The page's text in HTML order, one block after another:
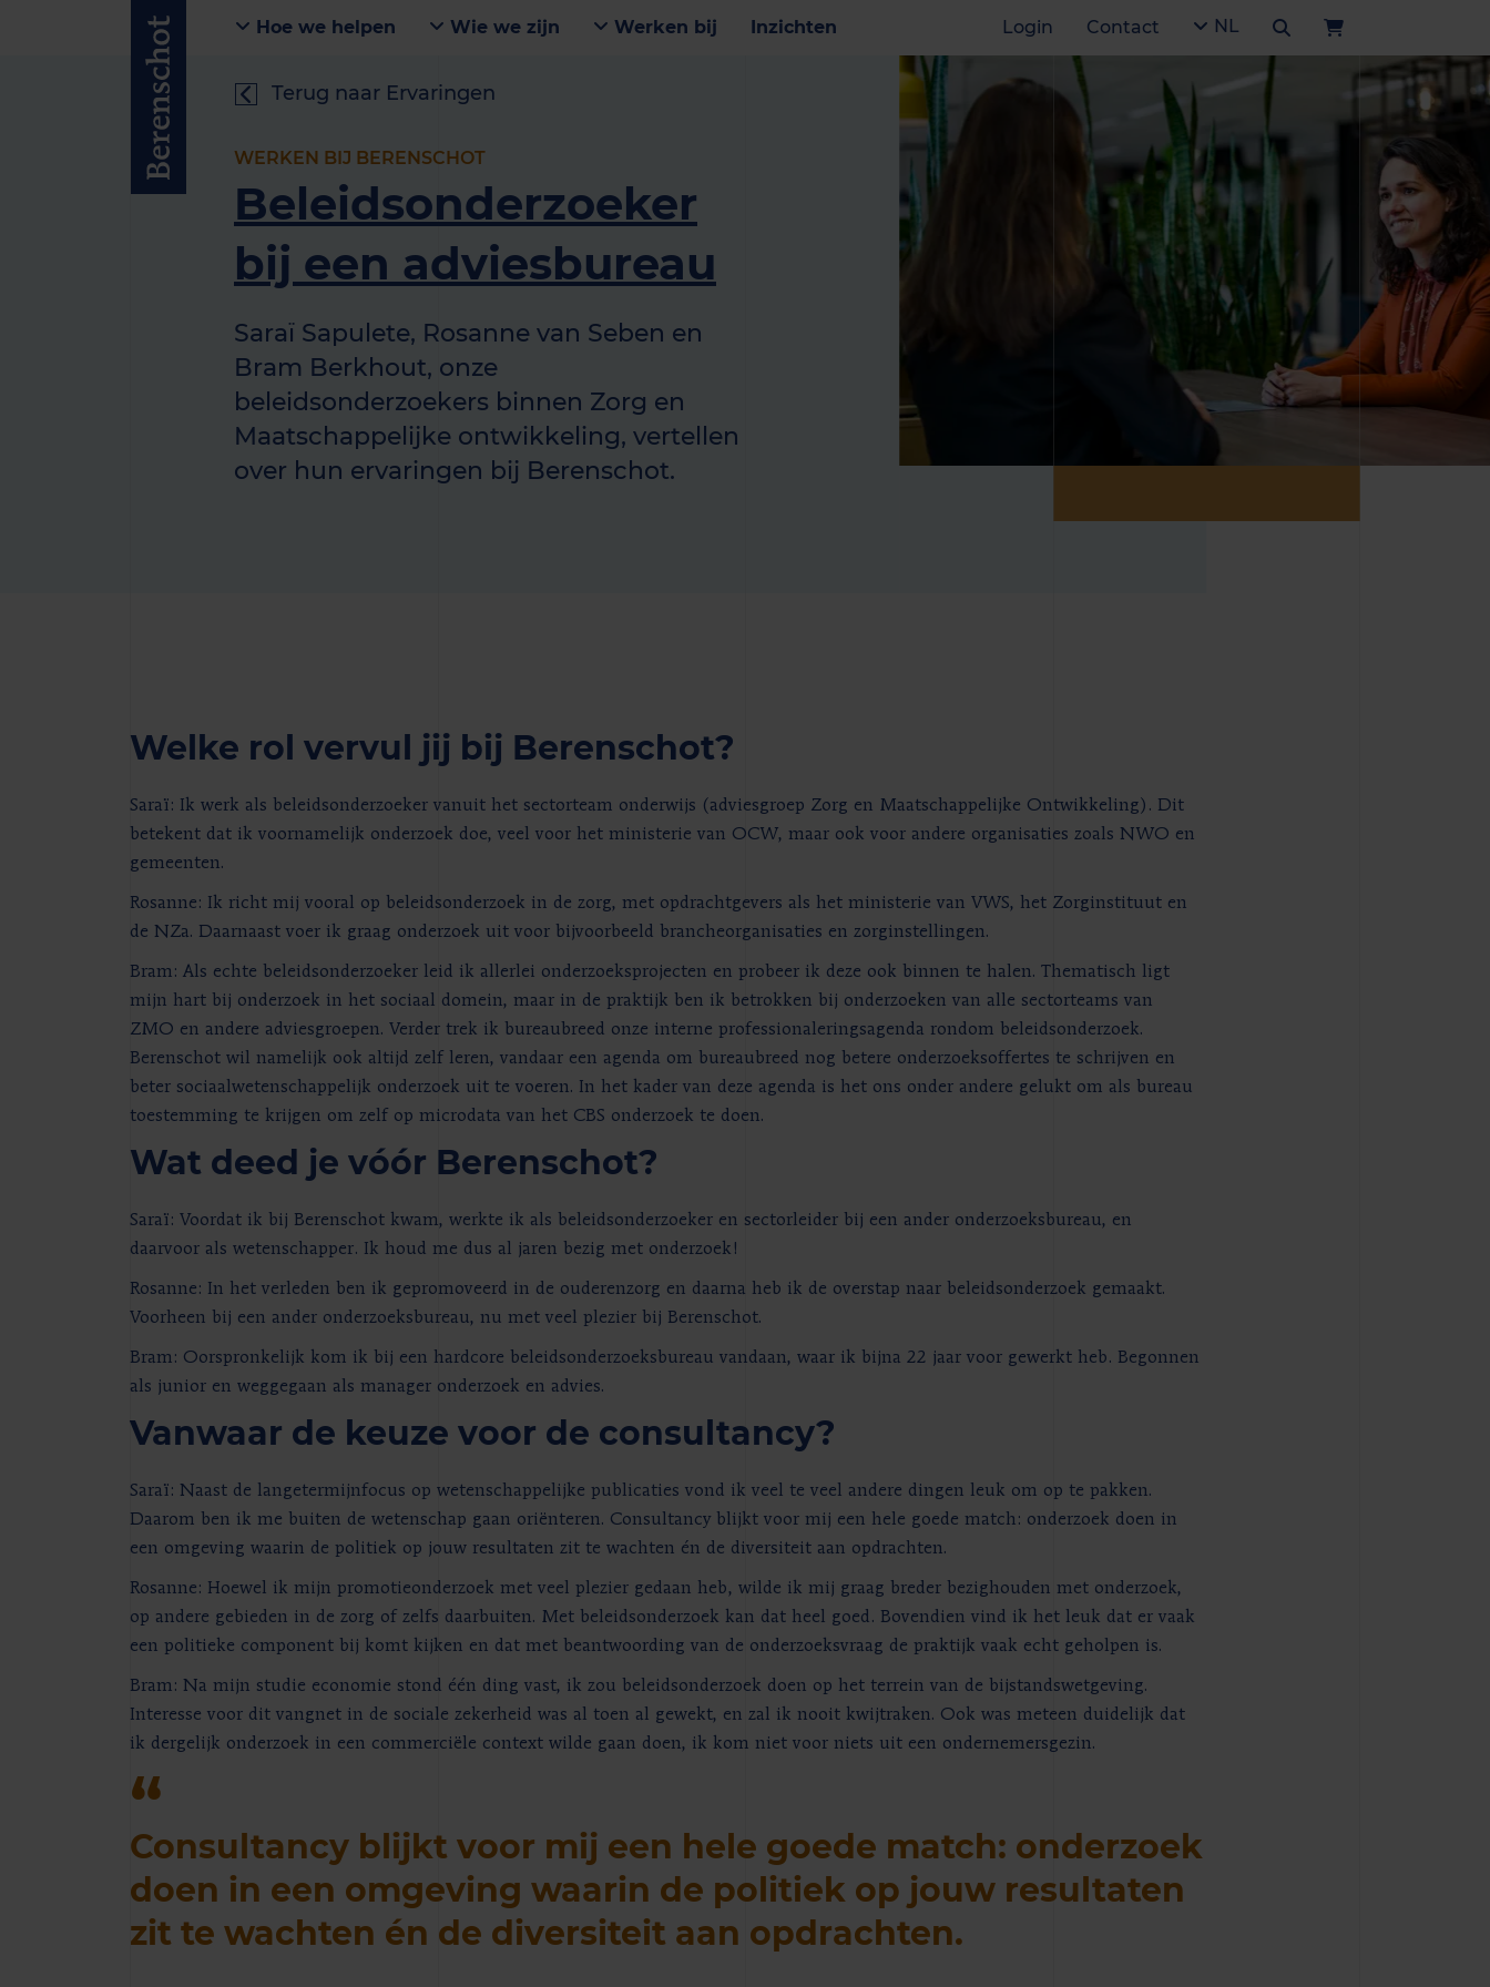
Hoe we helpen Wie we zijn Werken bij Inzichten Login Contact NL
Terug naar Ervaringen
WERKEN BIJ BERENSCHOT
Beleidsonderzoeker
bij een adviesbureau
Saraï Sapulete, Rosanne van Seben en
Bram Berkhout, onze
beleidsonderzoekers binnen Zorg en
Maatschappelijke ontwikkeling, vertellen
over hun ervaringen bij Berenschot.
Welke rol vervul jij bij Berenschot?
Saraï: Ik werk als beleidsonderzoeker vanuit het sectorteam onderwijs (adviesgroep Zorg en Maatschappelijke Ontwikkeling). Dit
betekent dat ik voornamelijk onderzoek doe, veel voor het ministerie van OCW, maar ook voor andere organisaties zoals NWO en
gemeenten.
Rosanne: Ik richt mij vooral op beleidsonderzoek in de zorg, met opdrachtgevers als het ministerie van VWS, het Zorginstituut en
de NZa. Daarnaast voer ik graag onderzoek uit voor bijvoorbeeld brancheorganisaties en zorginstellingen.
Bram: Als echte beleidsonderzoeker leid ik allerlei onderzoeksprojecten en probeer ik deze ook binnen te halen. Thematisch ligt
mijn hart bij onderzoek in het sociaal domein, maar in de praktijk ben ik betrokken bij onderzoeken van alle sectorteams van
ZMO en andere adviesgroepen. Verder trek ik bureaubreed onze interne professionaleringsagenda rondom beleidsonderzoek.
Berenschot wil namelijk ook altijd zelf leren, vandaar een agenda om bureaubreed nog betere onderzoeksoffertes te schrijven en
beter sociaalwetenschappelijk onderzoek uit te voeren. In het kader van deze agenda is het ons onder andere gelukt om als bureau
toestemming te krijgen om zelf op microdata van het CBS onderzoek te doen.
Wat deed je vóór Berenschot?
Saraï: Voordat ik bij Berenschot kwam, werkte ik als beleidsonderzoeker en sectorleider bij een ander onderzoeksbureau, en
daarvoor als wetenschapper. Ik houd me dus al jaren bezig met onderzoek!
Rosanne: In het verleden ben ik gepromoveerd in de ouderenzorg en daarna heb ik de overstap naar beleidsonderzoek gemaakt.
Voorheen bij een ander onderzoeksbureau, nu met veel plezier bij Berenschot.
Bram: Oorspronkelijk kom ik bij een hardcore beleidsonderzoeksbureau vandaan, waar ik bijna 22 jaar voor gewerkt heb. Begonnen
als junior en weggegaan als manager onderzoek en advies.
Vanwaar de keuze voor de consultancy?
Saraï: Naast de langetermijnfocus op wetenschappelijke publicaties vond ik veel te veel andere dingen leuk om op te pakken.
Daarom ben ik me buiten de wetenschap gaan oriënteren. Consultancy blijkt voor mij een hele goede match: onderzoek doen in
een omgeving waarin de politiek op jouw resultaten zit te wachten én de diversiteit aan opdrachten.
Rosanne: Hoewel ik mijn promotieonderzoek met veel plezier gedaan heb, wilde ik mij graag breder bezighouden met onderzoek,
op andere gebieden in de zorg of zelfs daarbuiten. Met beleidsonderzoek kan dat heel goed. Bovendien vind ik het leuk dat er vaak
een politieke component bij komt kijken en dat met beantwoording van de onderzoeksvraag de praktijk vaak echt geholpen is.
Bram: Na mijn studie economie stond één ding vast, ik zou beleidsonderzoek doen op het terrein van de bijstandswetgeving.
Interesse voor dit vangnet in de sociale zekerheid was al toen al gewekt, en zal ik nooit kwijtraken. Ook was meteen duidelijk dat
ik dergelijk onderzoek in een commerciële context wilde gaan doen, ik kom niet voor niets uit een ondernemersgezin.
Consultancy blijkt voor mij een hele goede match: onderzoek
doen in een omgeving waarin de politiek op jouw resultaten
zit te wachten én de diversiteit aan opdrachten.